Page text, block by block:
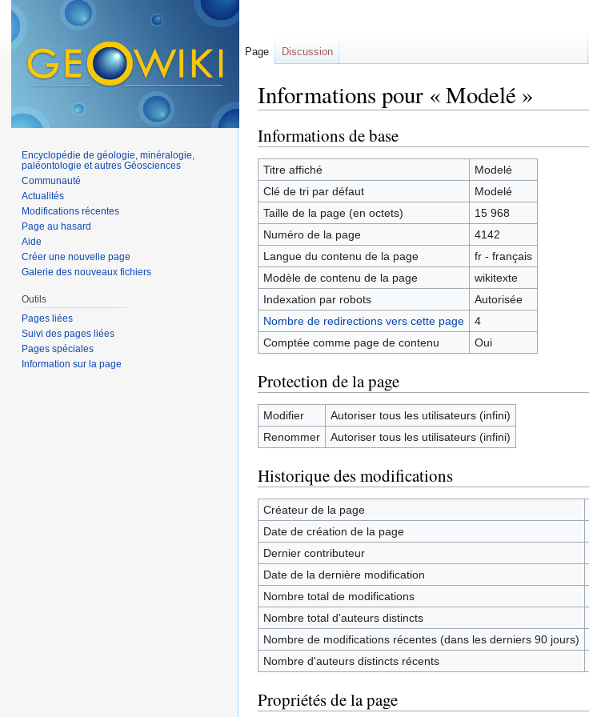
Informations pour « Modelé »
Informations de base
Titre affiché
Modelé
Clé de tri par défaut
Modelé
Taille de la page (en octets)
15 968
Numéro de la page
4142
Langue du contenu de la page
fr - français
Modèle de contenu de la page
wikitexte
Indexation par robots
Autorisée
Nombre de redirections vers cette page
4
Comptée comme page de contenu
Oui
Protection de la page
Modifier
Autoriser tous les utilisateurs (infini)
Renommer
Autoriser tous les utilisateurs (infini)
Historique des modifications
Créateur de la page
Date de création de la page
Dernier contributeur
Date de la dernière modification
Nombre total de modifications
Nombre total d'auteurs distincts
Nombre de modifications récentes (dans les derniers 90 jours)
Nombre d'auteurs distincts récents
Propriétés de la page
Page Discussion
Encyclopédie de géologie, minéralogie,
paléontologie et autres Géosciences
Communauté
Actualités
Modifications récentes
Page au hasard
Aide
Créer une nouvelle page
Galerie des nouveaux fichiers
Outils
Pages liées
Suivi des pages liées
Pages spéciales
Information sur la page